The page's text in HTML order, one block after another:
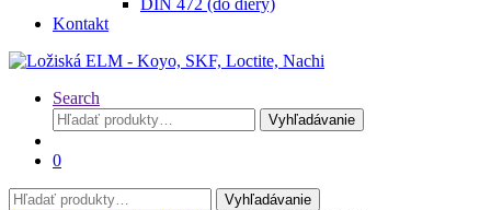
DIN 472 (do diery)
Kontakt
Search
Hľadať:
Vyhľadávanie
0
Hľadať:
Vyhľadávanie